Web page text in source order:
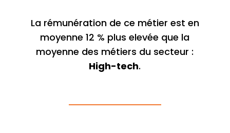
La rémunération de ce métier est en
moyenne 12 % plus elevée que la
moyenne des métiers du secteur :
High-tech.